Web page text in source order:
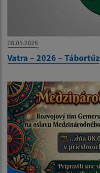
08.05.2026
Vatra – 2026 – Tábortűz